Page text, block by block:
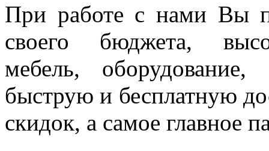
При работе с нами Вы
своего бюджета,
мебель,
быструю и бесплатную
скидок, а самое главное